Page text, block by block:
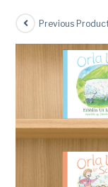
Previous